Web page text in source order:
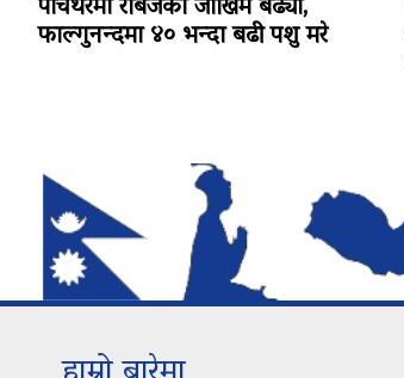
फाल्गुनन्दमा ४० भन्दा बढी पशु मरे